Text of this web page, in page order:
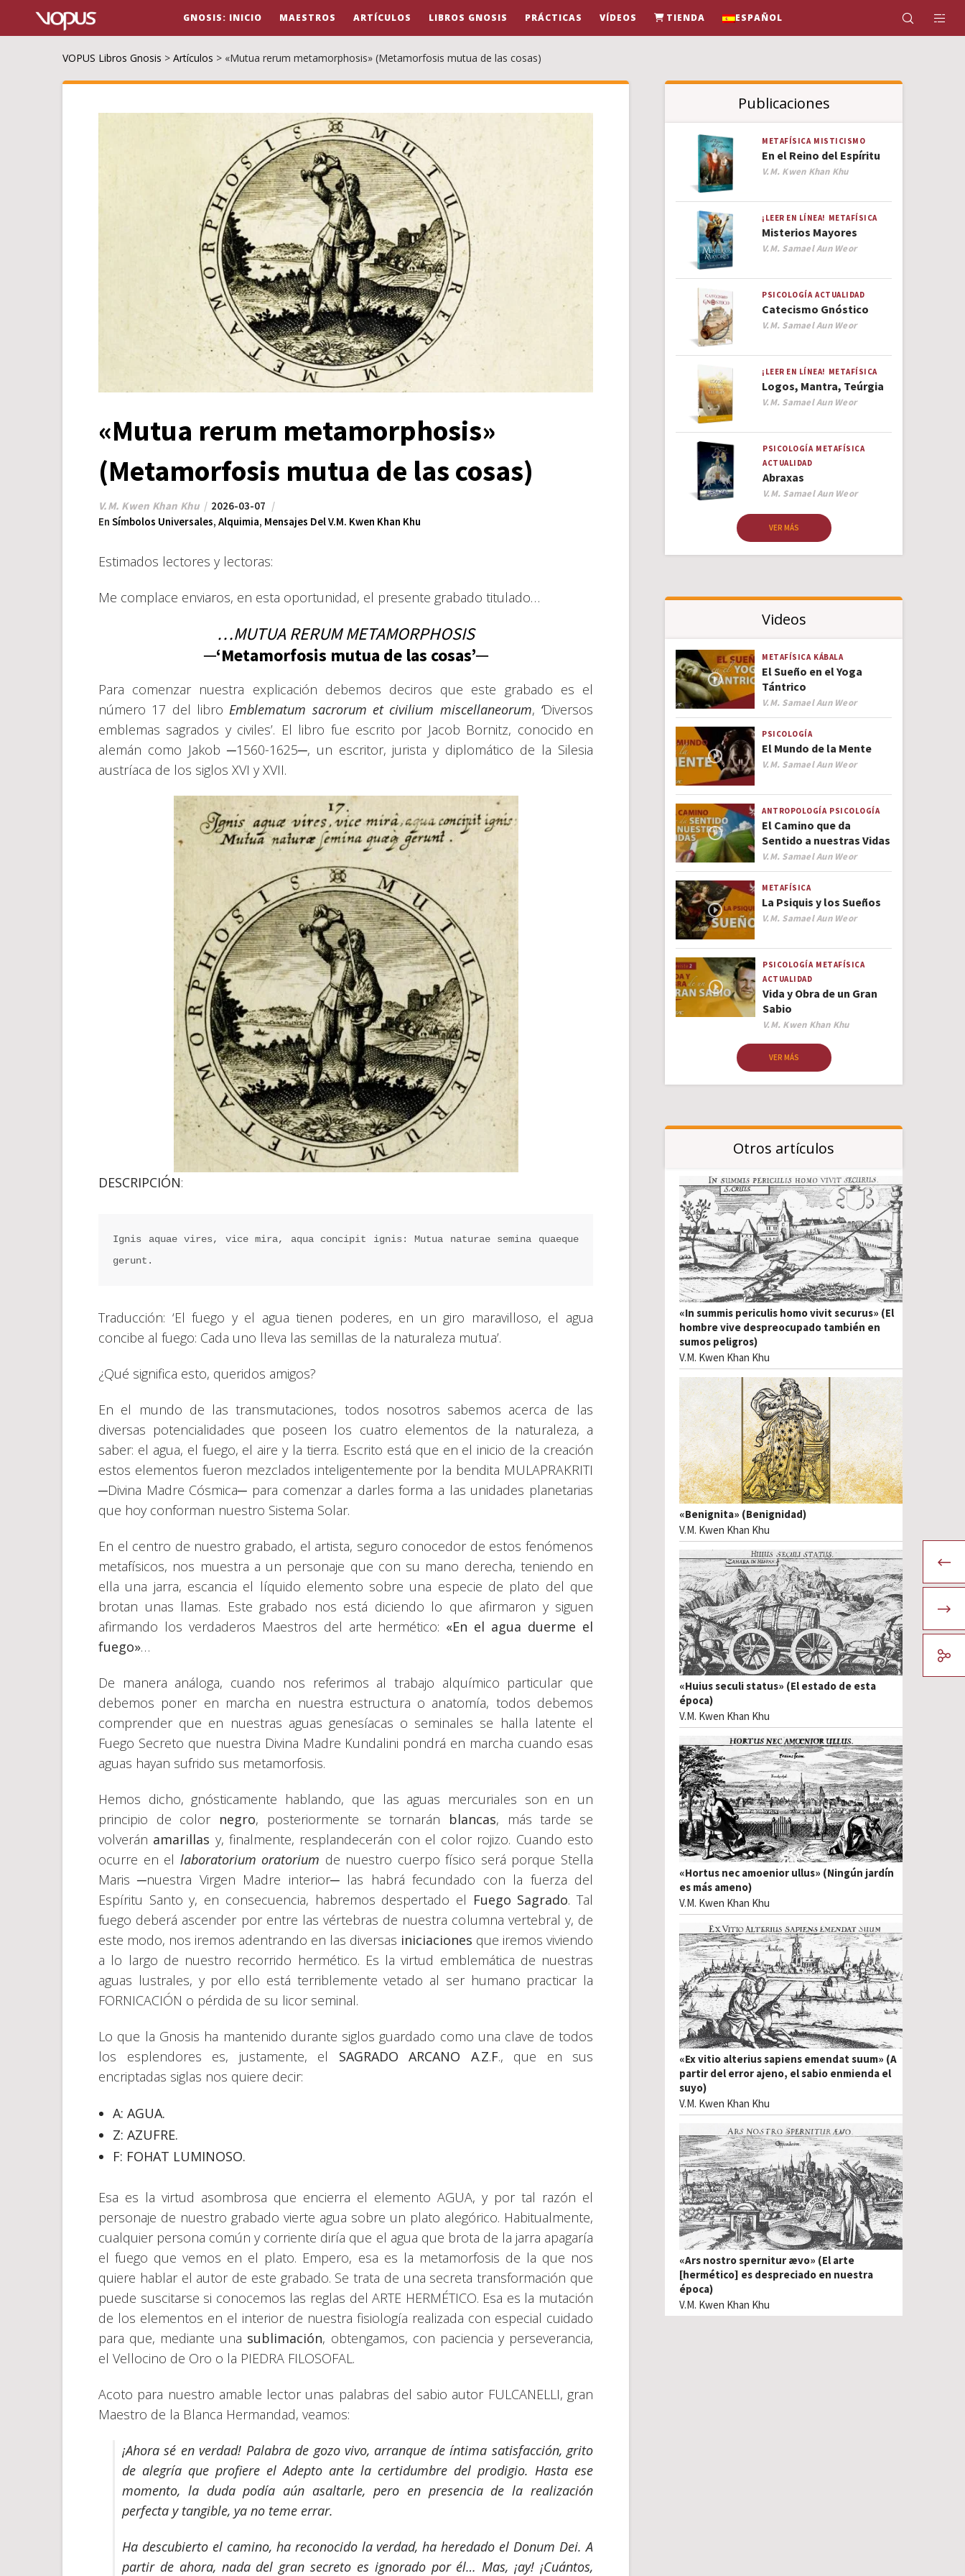
GNOSIS: INICIO MAESTROS ARTÍCULOS LIBROS GNOSIS PRÁCTICAS VÍDEOS TIENDA ESPAÑOL
VOPUS Libros Gnosis > Artículos > «Mutua rerum metamorphosis» (Metamorfosis mutua de las cosas)
«Mutua rerum metamorphosis»
(Metamorfosis mutua de las cosas)
V.M. Kwen Khan Khu
2026-03-07
En Símbolos Universales, Alquimia, Mensajes Del V.M. Kwen Khan Khu
Estimados lectores y lectoras:
Me complace enviaros, en esta oportunidad, el presente grabado titulado…
…MUTUA RERUM METAMORPHOSIS
─‘Metamorfosis mutua de las cosas’─
Para comenzar nuestra explicación debemos deciros que este grabado es el
número 17 del libroEmblematum sacrorum et civilium miscellaneorum, ‘Diversos
emblemas sagrados y civiles’. El libro fue escrito por Jacob Bornitz, conocido en
alemán como Jakob ─1560-1625─, un escritor, jurista y diplomático de la Silesia
austríaca de los siglos XVI y XVII.
DESCRIPCIÓN:
Ignis aquae vires, vice mira, aqua concipit ignis: Mutua naturae semina quaeque
gerunt.
Traducción: ‘El fuego y el agua tienen poderes, en un giro maravilloso, el agua
concibe al fuego: Cada uno lleva las semillas de la naturaleza mutua’.
¿Qué significa esto, queridos amigos?
En el mundo de las transmutaciones, todos nosotros sabemos acerca de las
diversas potencialidades que poseen los cuatro elementos de la naturaleza, a
saber: el agua, el fuego, el aire y la tierra. Escrito está que en el inicio de la creación
estos elementos fueron mezclados inteligentemente por la bendita MULAPRAKRITI
─Divina Madre Cósmica─ para comenzar a darles forma a las unidades planetarias
que hoy conforman nuestro Sistema Solar.
En el centro de nuestro grabado, el artista, seguro conocedor de estos fenómenos
metafísicos, nos muestra a un personaje que con su mano derecha, teniendo en
ella una jarra, escancia el líquido elemento sobre una especie de plato del que
brotan unas llamas. Este grabado nos está diciendo lo que afirmaron y siguen
afirmando los verdaderos Maestros del arte hermético: «En el agua duerme el
fuego»…
De manera análoga, cuando nos referimos al trabajo alquímico particular que
debemos poner en marcha en nuestra estructura o anatomía, todos debemos
comprender que en nuestras aguas genesíacas o seminales se halla latente el
Fuego Secreto que nuestra Divina Madre Kundalini pondrá en marcha cuando esas
aguas hayan sufrido sus metamorfosis.
Hemos dicho, gnósticamente hablando, que las aguas mercuriales son en un
principio de colornegro, posteriormente se tornarán blancas, más tarde se
volverán amarillas y, finalmente, resplandecerán con el color rojizo. Cuando esto
ocurre en el laboratorium oratorium de nuestro cuerpo físico será porque Stella
Maris ─nuestra Virgen Madre interior─ las habrá fecundado con la fuerza del
Espíritu Santo y, en consecuencia, habremos despertado el Fuego Sagrado. Tal
fuego deberá ascender por entre las vértebras de nuestra columna vertebral y, de
este modo, nos iremos adentrando en las diversas iniciaciones que iremos viviendo
a lo largo de nuestro recorrido hermético. Es la virtud emblemática de nuestras
aguas lustrales, y por ello está terriblemente vetado al ser humano practicar la
FORNICACIÓN o pérdida de su licor seminal.
Lo que la Gnosis ha mantenido durante siglos guardado como una clave de todos
los esplendores es, justamente, el SAGRADO ARCANO A.Z.F., que en sus
encriptadas siglas nos quiere decir:
A: AGUA.
Z: AZUFRE.
F: FOHAT LUMINOSO.
Esa es la virtud asombrosa que encierra el elemento AGUA, y por tal razón el
personaje de nuestro grabado vierte agua sobre un plato alegórico. Habitualmente,
cualquier persona común y corriente diría que el agua que brota de la jarra apagaría
el fuego que vemos en el plato. Empero, esa es la metamorfosis de la que nos
quiere hablar el autor de este grabado. Se trata de una secreta transformación que
puede suscitarse si conocemos las reglas del ARTE HERMÉTICO. Esa es la mutación
de los elementos en el interior de nuestra fisiología realizada con especial cuidado
para que, mediante una sublimación, obtengamos, con paciencia y perseverancia,
el Vellocino de Oro o la PIEDRA FILOSOFAL.
Acoto para nuestro amable lector unas palabras del sabio autor FULCANELLI, gran
Maestro de la Blanca Hermandad, veamos:
¡Ahora sé en verdad! Palabra de gozo vivo, arranque de íntima satisfacción, grito
de alegría que profiere el Adepto ante la certidumbre del prodigio. Hasta ese
momento, la duda podía aún asaltarle, pero en presencia de la realización
perfecta y tangible, ya no teme errar.
Ha descubierto el camino, ha reconocido la verdad, ha heredado el Donum Dei. A
partir de ahora, nada del gran secreto es ignorado por él… Mas, ¡ay! ¡Cuántos,
Publicaciones
METAFÍSICA MISTICISMO
En el Reino del Espíritu
Author
V.M. Kwen Khan Khu
¡LEER EN LÍNEA! METAFÍSICA
Misterios Mayores
Author
V.M. Samael Aun Weor
PSICOLOGÍA ACTUALIDAD
Catecismo Gnóstico
Author
V.M. Samael Aun Weor
¡LEER EN LÍNEA! METAFÍSICA
Logos, Mantra, Teúrgia
Author
V.M. Samael Aun Weor
PSICOLOGÍA METAFÍSICA
ACTUALIDAD
Abraxas
Author
V.M. Samael Aun Weor
VER MÁS
Videos
METAFÍSICA KÁBALA
El Sueño en el Yoga
Tántrico
Author
V.M. Samael Aun Weor
PSICOLOGÍA
El Mundo de la Mente
Author
V.M. Samael Aun Weor
ANTROPOLOGÍA PSICOLOGÍA
El Camino que da
Sentido a nuestras Vidas
Author
V.M. Samael Aun Weor
METAFÍSICA
La Psiquis y los Sueños
Author
V.M. Samael Aun Weor
PSICOLOGÍA METAFÍSICA
ACTUALIDAD
Vida y Obra de un Gran
Sabio
Author
V.M. Kwen Khan Khu
VER MÁS
Otros artículos
«In summis periculis homo vivit securus» (El
hombre vive despreocupado también en
sumos peligros)
V.M. Kwen Khan Khu
«Benignita» (Benignidad)
V.M. Kwen Khan Khu
«Huius seculi status» (El estado de esta
época)
V.M. Kwen Khan Khu
«Hortus nec amoenior ullus» (Ningún jardín
es más ameno)
V.M. Kwen Khan Khu
«Ex vitio alterius sapiens emendat suum» (A
partir del error ajeno, el sabio enmienda el
suyo)
V.M. Kwen Khan Khu
«Ars nostro spernitur ævo» (El arte
[hermético] es despreciado en nuestra
época)
V.M. Kwen Khan Khu